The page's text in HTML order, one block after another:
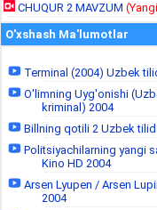
CHUQUR 2 MAVZUM
O'xshash Ma'lumotlar
Terminal (2004) Uzbek
O'limning Uyg'onishi
kriminal) 2004
Billning qotili 2 Uzbek
Politsiyachilarning yangi
Kino HD 2004
Arsen Lyupen / Arsen
2004